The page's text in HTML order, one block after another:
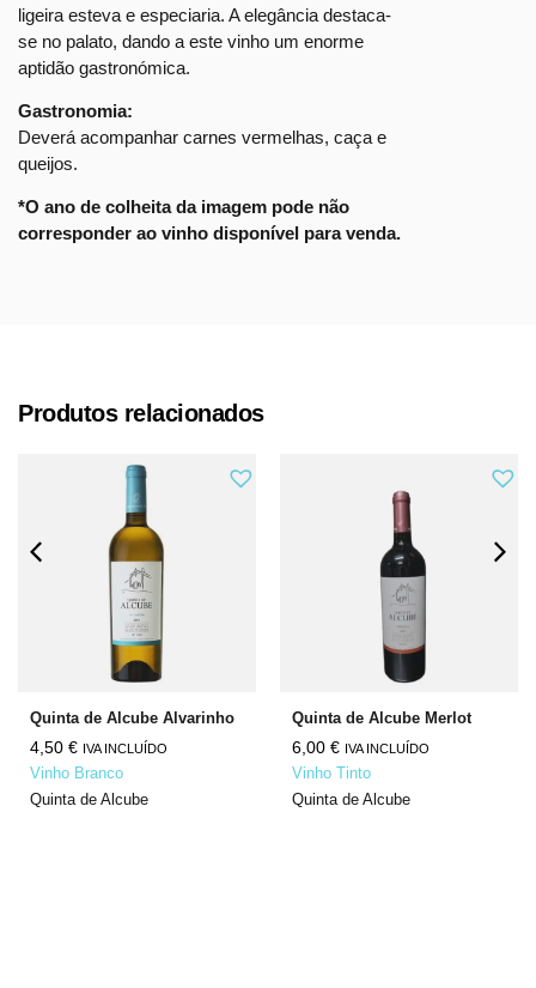
ligeira esteva e especiaria. A elegância destaca-
se no palato, dando a este vinho um enorme
aptidão gastronómica.
Gastronomia:
Deverá acompanhar carnes vermelhas, caça e
queijos.
*O ano de colheita da imagem pode não
corresponder ao vinho disponível para venda.
Produtos relacionados
Quinta de Alcube Alvarinho
4,50 € IVA INCLUÍDO
Vinho Branco
Quinta de Alcube
Quinta de Alcube Merlot
6,00 € IVA INCLUÍDO
Vinho Tinto
Quinta de Alcube